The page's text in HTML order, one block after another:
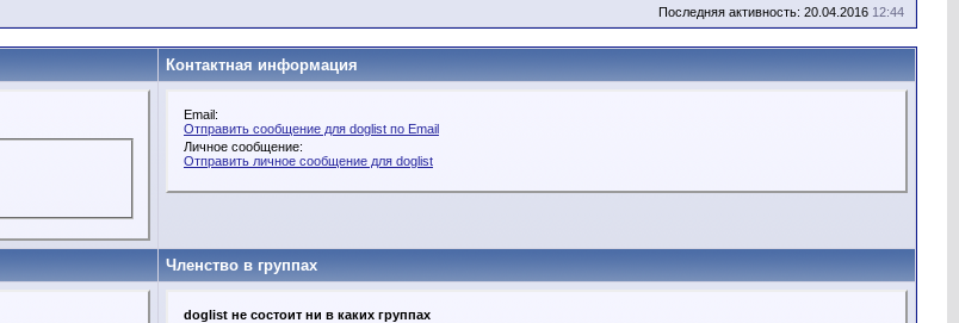
Последняя активность: 20.04.2016 12:44
Контактная информация
Email:
Отправить сообщение для doglist по Email
Личное сообщение:
Отправить личное сообщение для doglist
Членство в группах
doglist не состоит ни в каких группах